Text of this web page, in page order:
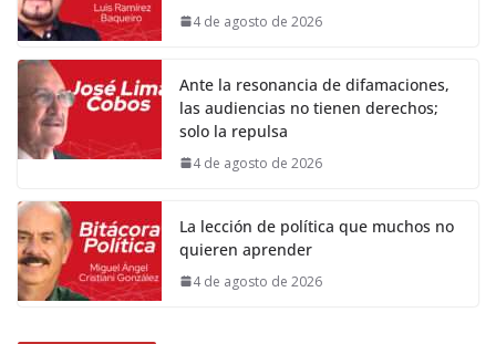
4 de agosto de 2026
Ante la resonancia de difamaciones,
las audiencias no tienen derechos;
solo la repulsa
4 de agosto de 2026
La lección de política que muchos no
quieren aprender
4 de agosto de 2026